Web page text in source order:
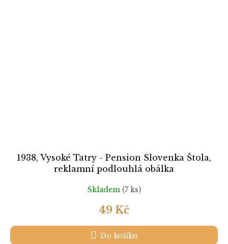
1938, Vysoké Tatry - Pension Slovenka Štola,
reklamní podlouhlá obálka
Skladem (7 ks)
49 Kč
Do košíku